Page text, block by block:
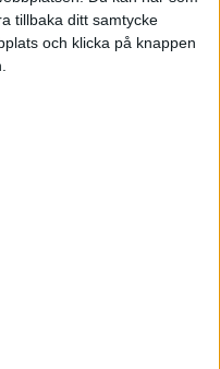
tillbaka ditt samtycke
och klicka på knappen